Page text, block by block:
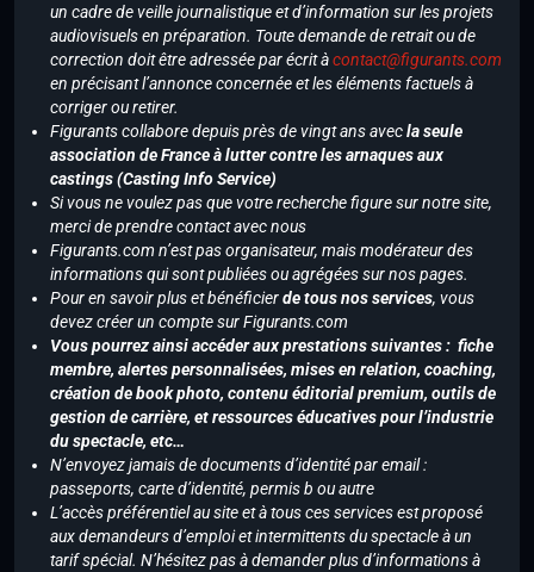
un cadre de veille journalistique et d’information sur les projets
audiovisuels en préparation. Toute demande de retrait ou de
correction doit être adressée par écrit àcontact@figurants.com
en précisant l’annonce concernée et les éléments factuels à
corriger ou retirer.
Figurants collabore depuis près de vingt ans avecla seule
association de France à lutter contre les arnaques aux
castings (Casting Info Service)
Si vous ne voulez pas que votre recherche figure sur notre site,
merci de prendre contact avec nous
Figurants.com n’est pas organisateur, mais modérateur des
informations qui sont publiées ou agrégées sur nos pages.
Pour en savoir plus et bénéficierde tous nos services, vous
devez créer un compte sur Figurants.com
Vous pourrez ainsi accéder aux prestations suivantes : fiche
membre, alertes personnalisées, mises en relation, coaching,
création de book photo, contenu éditorial premium, outils de
gestion de carrière, et ressources éducatives pour l’industrie
du spectacle, etc…
N’envoyez jamais de documents d’identité par email :
passeports, carte d’identité, permis b ou autre
L’accès préférentiel au site et à tous ces services est proposé
aux demandeurs d’emploi et intermittents du spectacle à un
tarif spécial. N’hésitez pas à demander plus d’informations à